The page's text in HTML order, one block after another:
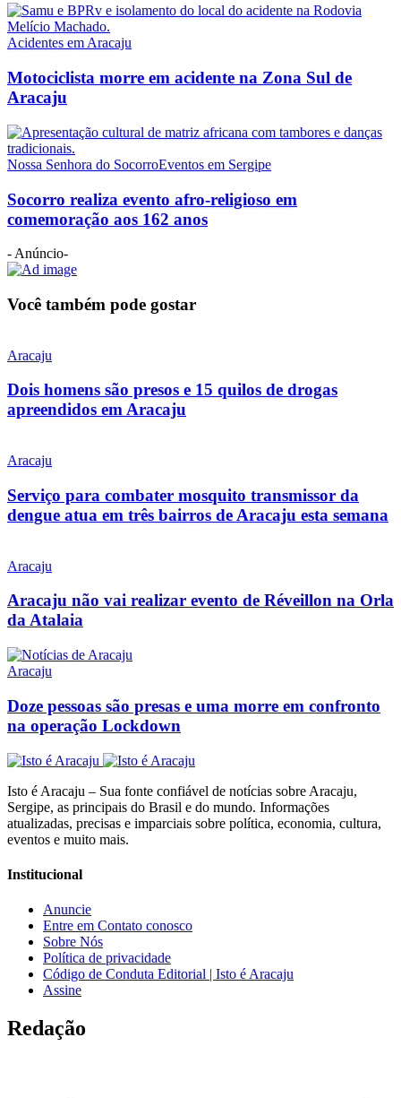
Acidentes em Aracaju
Motociclista morre em acidente na Zona Sul de
Aracaju
Nossa Senhora do SocorroEventos em Sergipe
Socorro realiza evento afro-religioso em
comemoração aos 162 anos
- Anúncio-
Você também pode gostar
Aracaju
Dois homens são presos e 15 quilos de drogas
apreendidos em Aracaju
Aracaju
Serviço para combater mosquito transmissor da
dengue atua em três bairros de Aracaju esta semana
Aracaju
Aracaju não vai realizar evento de Réveillon na Orla
da Atalaia
Aracaju
Doze pessoas são presas e uma morre em confronto
na operação Lockdown
Isto é Aracaju – Sua fonte confiável de notícias sobre Aracaju,
Sergipe, as principais do Brasil e do mundo. Informações
atualizadas, precisas e imparciais sobre política, economia, cultura,
eventos e muito mais.
Institucional
Anuncie
Entre em Contato conosco
Sobre Nós
Política de privacidade
Código de Conduta Editorial | Isto é Aracaju
Assine
Redação